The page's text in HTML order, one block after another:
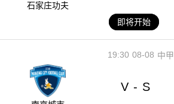
石家庄功夫
即将开始
08-08
19:30 中甲
V - S